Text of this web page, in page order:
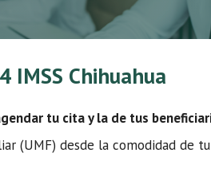
IMSS Chihuahua
tu cita y la de tus
(UMF) desde la comodidad de tu